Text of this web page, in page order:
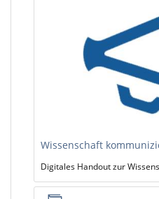
Wissenschaft
Digitales Handout zur